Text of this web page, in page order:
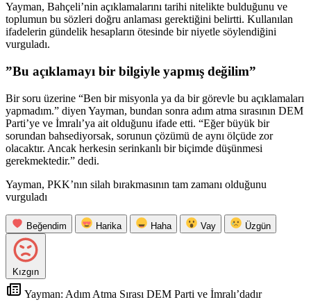
Yayman, Bahçeli’nin açıklamalarını tarihi nitelikte bulduğunu ve
toplumun bu sözleri doğru anlaması gerektiğini belirtti. Kullanılan
ifadelerin gündelik hesapların ötesinde bir niyetle söylendiğini
vurguladı.
”Bu açıklamayı bir bilgiyle yapmış değilim”
Bir soru üzerine “Ben bir misyonla ya da bir görevle bu açıklamaları
yapmadım.” diyen Yayman, bundan sonra adım atma sırasının DEM
Parti’ye ve İmralı’ya ait olduğunu ifade etti. “Eğer büyük bir
sorundan bahsediyorsak, sorunun çözümü de aynı ölçüde zor
olacaktır. Ancak herkesin serinkanlı bir biçimde düşünmesi
gerekmektedir.” dedi.
Yayman, PKK’nın silah bırakmasının tam zamanı olduğunu
vurguladı
Beğendim Harika Haha Vay Üzgün
Kızgın
Yayman: Adım Atma Sırası DEM Parti ve İmralı’dadır